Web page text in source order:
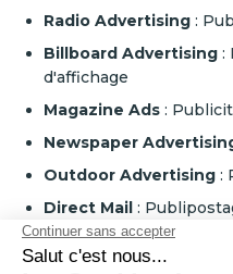
Radio Advertising :
Billboard Advertising :
d'affichage
Magazine Ads :
Newspaper
Outdoor Advertising :
Direct Mail :
Brochure: Brochure